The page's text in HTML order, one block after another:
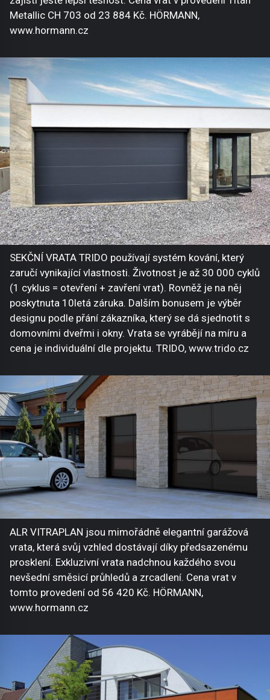
Metallic CH 703 od 23 884 Kč. HÖRMANN,
www.hormann.cz
SEKČNÍ VRATA TRIDO používají systém kování, který
zaručí vynikající vlastnosti. Životnost je až 30 000 cyklů
(1 cyklus = otevření + zavření vrat). Rovněž je na něj
poskytnuta 10letá záruka. Dalším bonusem je výběr
designu podle přání zákazníka, který se dá sjednotit s
domovními dveřmi i okny. Vrata se vyrábějí na míru a
cena je individuální dle projektu. TRIDO, www.trido.cz
ALR VITRAPLAN jsou mimořádně elegantní garážová
vrata, která svůj vzhled dostávají díky předsazenému
prosklení. Exkluzivní vrata nadchnou každého svou
nevšední směsicí průhledů a zrcadlení. Cena vrat v
tomto provedení od 56 420 Kč. HÖRMANN,
www.hormann.cz